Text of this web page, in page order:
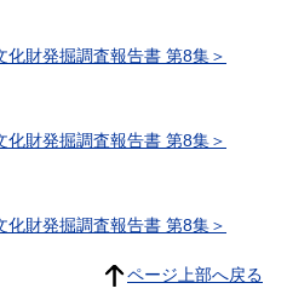
財発掘調査報告書 第8集＞
財発掘調査報告書 第8集＞
財発掘調査報告書 第8集＞
ページ上部へ戻る